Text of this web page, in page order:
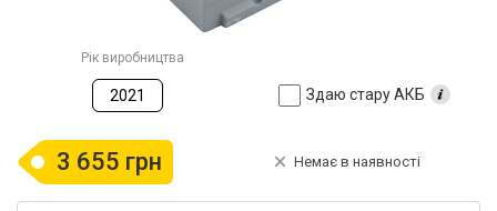
Рік виробництва
2021 Здаю стару АКБ
3 655 грн Немає в наявності